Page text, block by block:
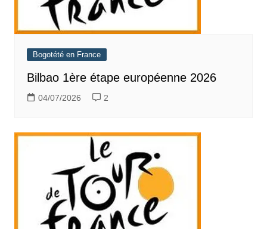
Bogotété en France
Bilbao 1ère étape européenne 2026
04/07/2026 2